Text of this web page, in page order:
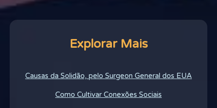
Explorar Mais
Causas da Solidão, pelo Surgeon General dos EUA
Como Cultivar Conexões Sociais